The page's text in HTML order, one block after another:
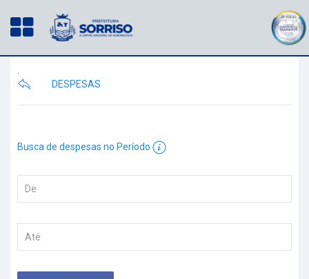
DESPESAS
Busca de despesas no Período